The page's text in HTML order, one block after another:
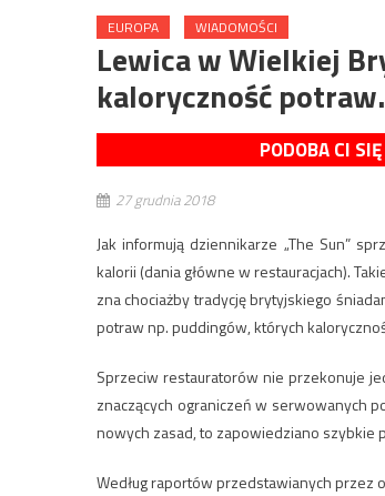
EUROPA WIADOMOŚCI
Lewica w Wielkiej
kaloryczność
PODOBA CI
27 grudnia 2018
Jak informują dziennikarze „The Sun”
kalorii (dania główne w restauracjach).
zna chociażby tradycję brytyjskiego
potraw np. puddingów, których
Sprzeciw restauratorów nie przekonuje
znaczących ograniczeń w serwowanych
nowych zasad, to zapowiedziano szybkie
Według raportów przedstawianych przez